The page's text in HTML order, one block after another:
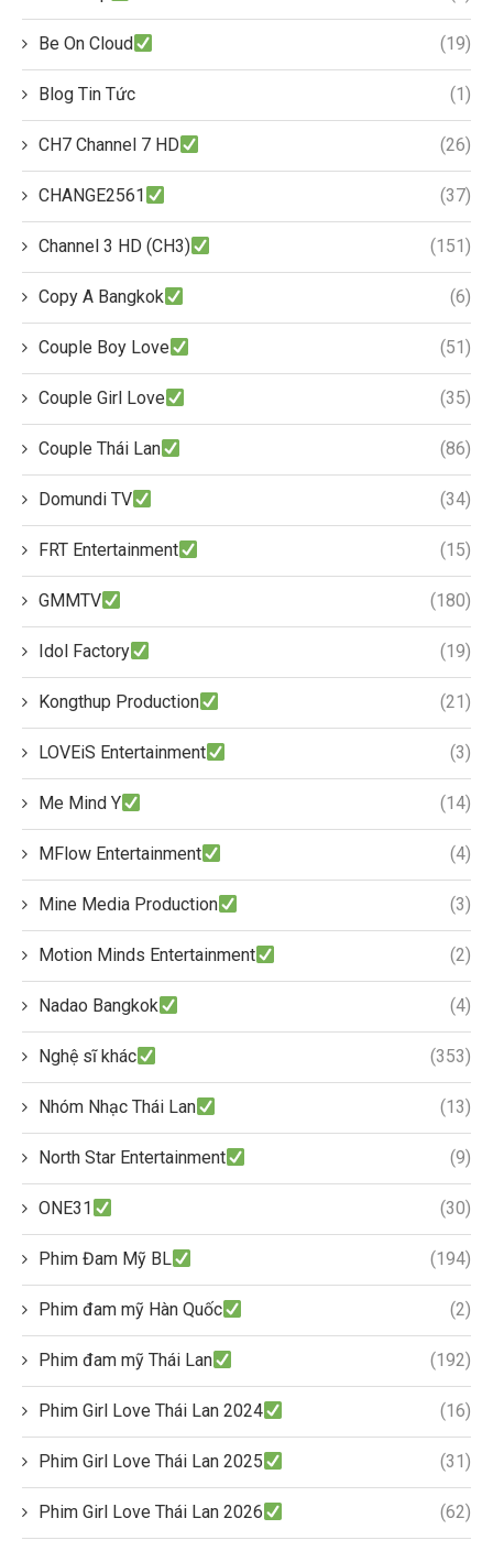
Be On Cloud (19)
Blog Tin Tức (1)
CH7 Channel 7 HD (26)
CHANGE2561 (37)
Channel 3 HD (CH3) (151)
Copy A Bangkok (6)
Couple Boy Love (51)
Couple Girl Love (35)
Couple Thái Lan (86)
Domundi TV (34)
FRT Entertainment (15)
GMMTV (180)
Idol Factory (19)
Kongthup Production (21)
LOVEiS Entertainment (3)
Me Mind Y (14)
MFlow Entertainment (4)
Mine Media Production (3)
Motion Minds Entertainment (2)
Nadao Bangkok (4)
Nghệ sĩ khác (353)
Nhóm Nhạc Thái Lan (13)
North Star Entertainment (9)
ONE31 (30)
Phim Đam Mỹ BL (194)
Phim đam mỹ Hàn Quốc (2)
Phim đam mỹ Thái Lan (192)
Phim Girl Love Thái Lan 2024 (16)
Phim Girl Love Thái Lan 2025 (31)
Phim Girl Love Thái Lan 2026 (62)